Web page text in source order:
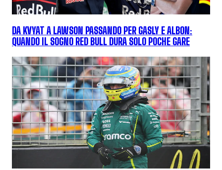
DA KVYAT A LAWSON PASSANDO PER GASLY E ALBON:
QUANDO IL SOGNO RED BULL DURA SOLO POCHE GARE